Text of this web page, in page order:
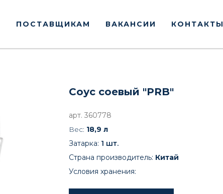
ПОСТАВЩИКАМ ВАКАНСИИ КОНТАКТЫ
Соус соевый "PRB"
арт. 360778
Вес: 18,9 л
Затарка: 1 шт.
Страна производитель: Китай
Условия хранения: